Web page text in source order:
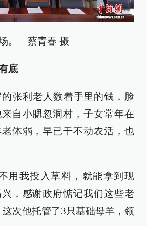
。 蔡青春 摄
底
张利老人数着手里的钱，脸
自小腮忽洞村，子女常年在
体弱，早已干不动农活，也
用我投入草料，就能拿到现
，感谢政府惦记我们这些老
次他托管了3只基础母羊，领